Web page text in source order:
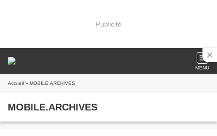
Publicité
MENU
Accueil » MOBILE.ARCHIVES
MOBILE.ARCHIVES